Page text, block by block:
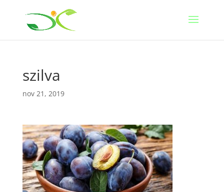
szilva
nov 21, 2019